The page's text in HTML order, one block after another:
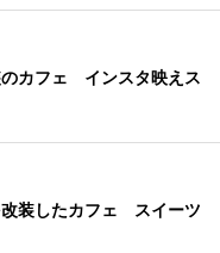
カフェ インスタ映えス
装したカフェ スイーツ